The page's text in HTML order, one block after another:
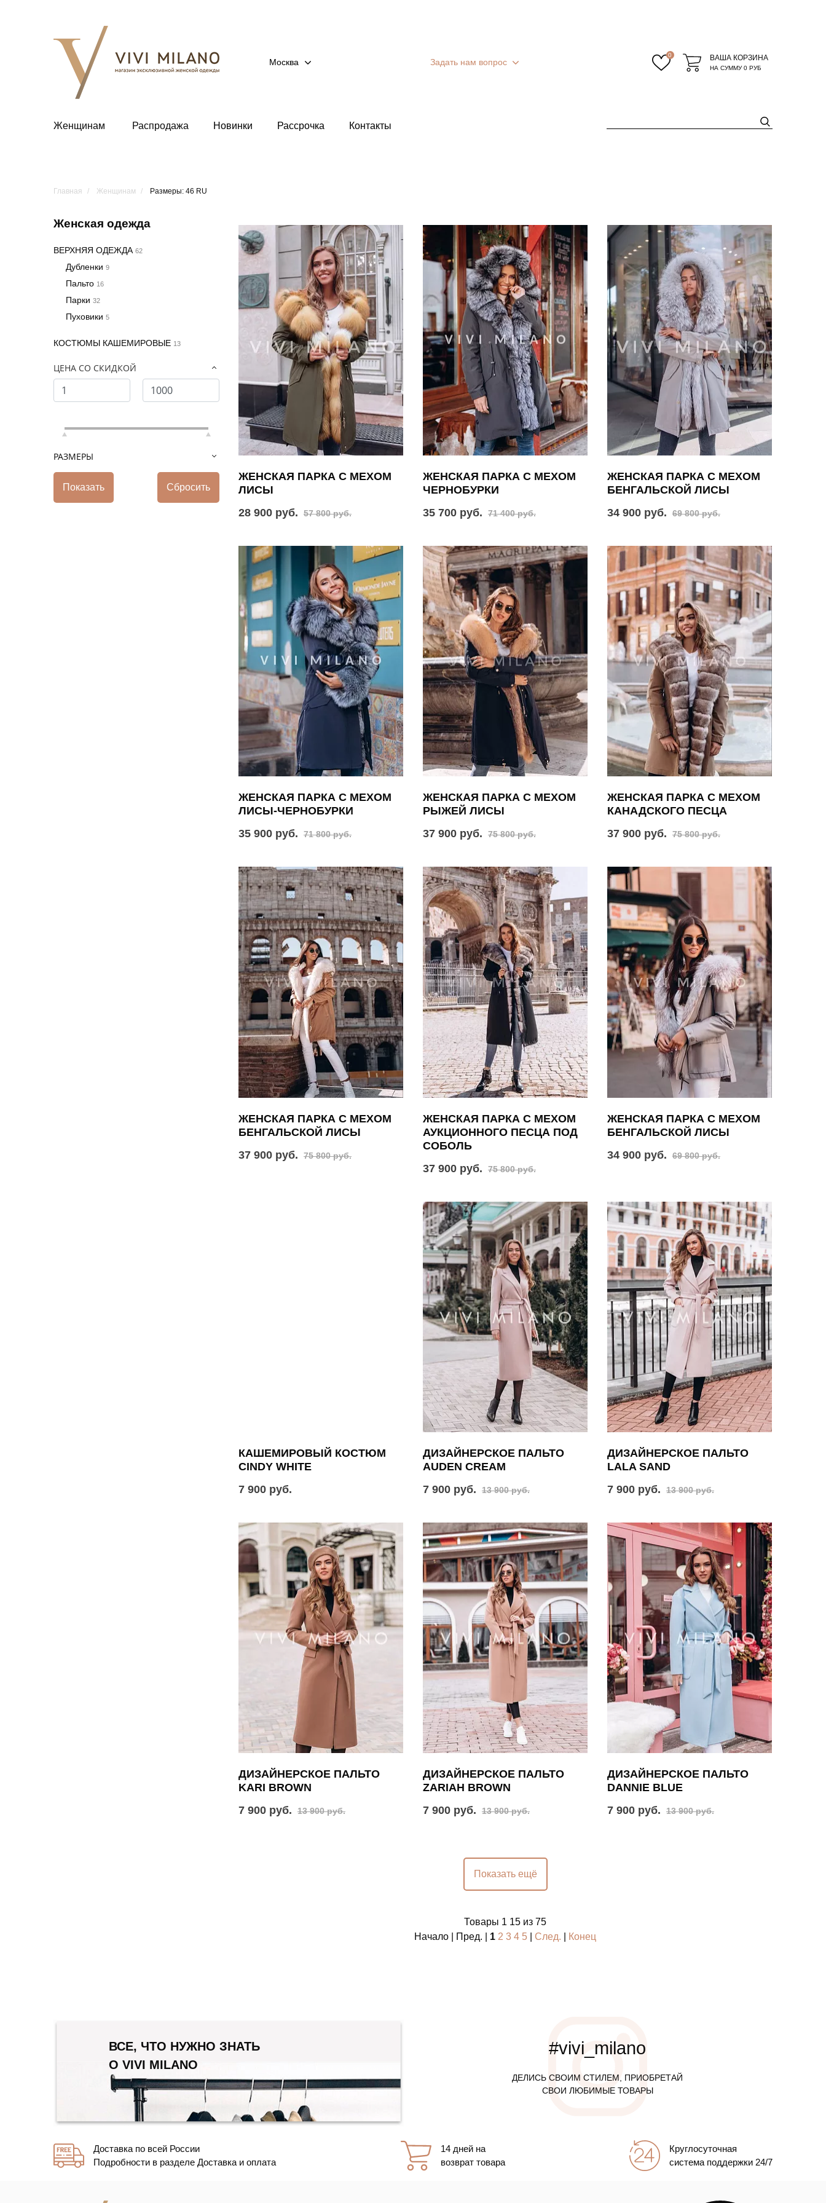
Москва Задать нам вопрос
0 ВАША КОРЗИНА
НА СУММУ0 РУБ
Женщинам Распродажа Новинки Рассрочка Контакты
Главная Женщинам Размеры: 46 RU
Женская одежда
ВЕРХНЯЯ ОДЕЖДА 62
Дубленки 9
Пальто 16
Парки 32
Пуховики 5
КОСТЮМЫ КАШЕМИРОВЫЕ 13
ЦЕНА СО СКИДКОЙ
РАЗМЕРЫ
ЖЕНСКАЯ ПАРКА С МЕХОМ
ЛИСЫ
28 900 руб.
57 800 руб.
ЖЕНСКАЯ ПАРКА С МЕХОМ
ЧЕРНОБУРКИ
35 700 руб.
71 400 руб.
ЖЕНСКАЯ ПАРКА С МЕХОМ
БЕНГАЛЬСКОЙ ЛИСЫ
34 900 руб.
69 800 руб.
ЖЕНСКАЯ ПАРКА С МЕХОМ
ЛИСЫ-ЧЕРНОБУРКИ
35 900 руб.
71 800 руб.
ЖЕНСКАЯ ПАРКА С МЕХОМ
РЫЖЕЙ ЛИСЫ
37 900 руб.
75 800 руб.
ЖЕНСКАЯ ПАРКА С МЕХОМ
КАНАДСКОГО ПЕСЦА
37 900 руб.
75 800 руб.
ЖЕНСКАЯ ПАРКА С МЕХОМ
БЕНГАЛЬСКОЙ ЛИСЫ
37 900 руб.
75 800 руб.
ЖЕНСКАЯ ПАРКА С МЕХОМ
АУКЦИОННОГО ПЕСЦА ПОД
СОБОЛЬ
37 900 руб.
75 800 руб.
ЖЕНСКАЯ ПАРКА С МЕХОМ
БЕНГАЛЬСКОЙ ЛИСЫ
34 900 руб.
69 800 руб.
КАШЕМИРОВЫЙ КОСТЮМ
CINDY WHITE
7 900 руб.
ДИЗАЙНЕРСКОЕ ПАЛЬТО
AUDEN CREAM
7 900 руб.
13 900 руб.
ДИЗАЙНЕРСКОЕ ПАЛЬТО
LALA SAND
7 900 руб.
13 900 руб.
ДИЗАЙНЕРСКОЕ ПАЛЬТО
KARI BROWN
7 900 руб.
13 900 руб.
ДИЗАЙНЕРСКОЕ ПАЛЬТО
ZARIAH BROWN
7 900 руб.
13 900 руб.
ДИЗАЙНЕРСКОЕ ПАЛЬТО
DANNIE BLUE
7 900 руб.
13 900 руб.
Показать ещё
Товары 1 15 из 75
Начало | Пред. | 1 2 3 4 5 След. Конец
ВСЕ, ЧТО НУЖНО ЗНАТЬ
О VIVI MILANO
#vivi_milano
ДЕЛИСЬ СВОИМ СТИЛЕМ, ПРИОБРЕТАЙ
СВОИ ЛЮБИМЫЕ ТОВАРЫ
Доставка по всей России
Подробности в разделе Доставка и оплата
14 дней на
возврат товара
Круглосуточная
система поддержки 24/7